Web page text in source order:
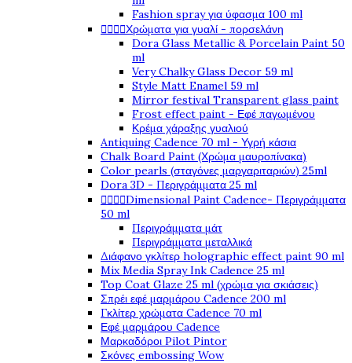
Fashion spray για ύφασμα 100 ml
Χρώματα για γυαλί - πορσελάνη
Dora Glass Metallic & Porcelain Paint 50
ml
Very Chalky Glass Decor 59 ml
Style Matt Enamel 59 ml
Mirror festival Transparent glass paint
Frost effect paint - Εφέ παγωμένου
Κρέμα χάραξης γυαλιού
Antiquing Cadence 70 ml - Υγρή κάσια
Chalk Board Paint (Χρώμα μαυροπίνακα)
Color pearls (σταγόνες μαργαριταριών) 25ml
Dora 3D - Περιγράμματα 25 ml
Dimensional Paint Cadence- Περιγράμματα
50 ml
Περιγράμματα μάτ
Περιγράμματα μεταλλικά
Διάφανο γκλίτερ holographic effect paint 90 ml
Mix Media Spray Ink Cadence 25 ml
Top Coat Glaze 25 ml (χρώμα για σκιάσεις)
Σπρέι εφέ μαρμάρου Cadence 200 ml
Γκλίτερ χρώματα Cadence 70 ml
Εφέ μαρμάρου Cadence
Μαρκαδόροι Pilot Pintor
Σκόνες embossing Wow